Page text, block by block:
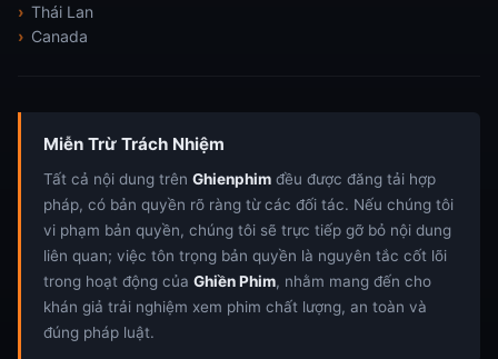
Thái Lan
Canada
Miễn Trừ Trách Nhiệm
Tất cả nội dung trên Ghienphim đều được đăng tải hợp
pháp, có bản quyền rõ ràng từ các đối tác. Nếu chúng tôi
vi phạm bản quyền, chúng tôi sẽ trực tiếp gỡ bỏ nội dung
liên quan; việc tôn trọng bản quyền là nguyên tắc cốt lõi
trong hoạt động của Ghiền Phim, nhằm mang đến cho
khán giả trải nghiệm xem phim chất lượng, an toàn và
đúng pháp luật.